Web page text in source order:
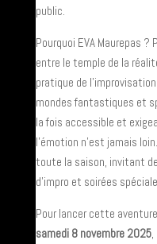
public.
Pourquoi EVA Maurepas
entre le temple de la
pratique de
mondes fantastiques et
la fois accessible et
l’émotion n’est jamais
toute la saison, invitant
d’impro et soirées
Pour lancer cette
samedi 8 novembre 2025,